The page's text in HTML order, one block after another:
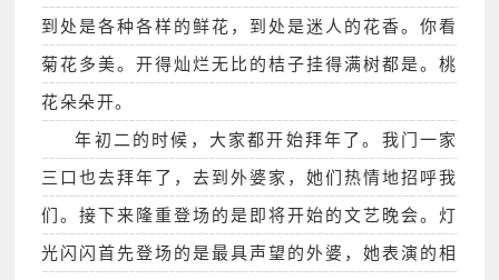
到处是各种各样的鲜花，到处是迷人的花香。你看
菊花多美。开得灿烂无比的桔子挂得满树都是。桃
花朵朵开。
年初二的时候，大家都开始拜年了。我门一家
三口也去拜年了，去到外婆家，她们热情地招呼我
们。接下来隆重登场的是即将开始的文艺晚会。灯
光闪闪首先登场的是最具声望的外婆，她表演的相